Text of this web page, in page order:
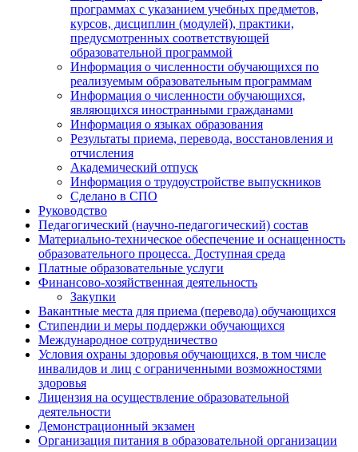
программах с указанием учебных предметов,
курсов, дисциплин (модулей), практики,
предусмотренных соответствующей
образовательной программой
Информация о численности обучающихся по
реализуемым образовательным программам
Информация о численности обучающихся,
являющихся иностранными гражданами
Информация о языках образования
Результаты приема, перевода, восстановления и
отчисления
Академический отпуск
Информация о трудоустройстве выпускников
Сделано в СПО
Руководство
Педагогический (научно-педагогический) состав
Материально-техническое обеспечение и оснащенность
образовательного процесса. Доступная среда
Платные образовательные услуги
Финансово-хозяйственная деятельность
Закупки
Вакантные места для приема (перевода) обучающихся
Стипендии и меры поддержки обучающихся
Международное сотрудничество
Условия охраны здоровья обучающихся, в том числе
инвалидов и лиц с ограниченными возможностями
здоровья
Лицензия на осуществление образовательной
деятельности
Демонстрационный экзамен
Организация питания в образовательной организации